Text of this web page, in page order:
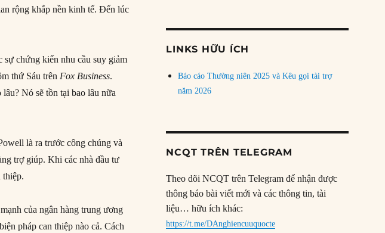
rộng khắp nền kinh tế. Đến lúc
chứng kiến nhu cầu suy giảm
thứ Sáu trên Fox Business.
Nó sẽ tồn tại bao lâu nữa
là ra trước công chúng và
trợ giúp. Khi các nhà đầu tư
thiệp.
của ngân hàng trung ương
pháp can thiệp nào cả. Cách
LINKS HỮU ÍCH
Báo cáo Thường niên 2025 và Kêu gọi tài trợ
năm 2026
NCQT TRÊN TELEGRAM
Theo dõi NCQT trên Telegram để nhận được
thông báo bài viết mới và các thông tin, tài
liệu… hữu ích khác:
https://t.me/DAnghiencuuquocte